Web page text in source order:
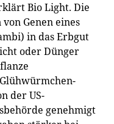
Bio Light. Die
Genen eines
in das Erbgut
oder Dünger
der US-
genehmigt